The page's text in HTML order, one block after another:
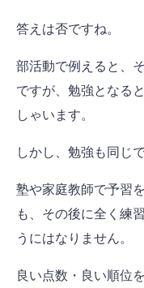
答えは否ですね。
部活動で例えると、
ですが、勉強となる
しゃいます。
しかし、勉強も同じで
塾や家庭教師で予習
も、その後に全く練
うにはなりません。
良い点数・良い順位